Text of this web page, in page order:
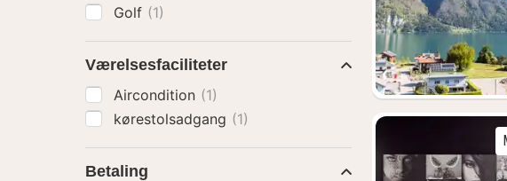
Golf (1)
Værelsesfaciliteter
Aircondition (1)
kørestolsadgang (1)
Betaling